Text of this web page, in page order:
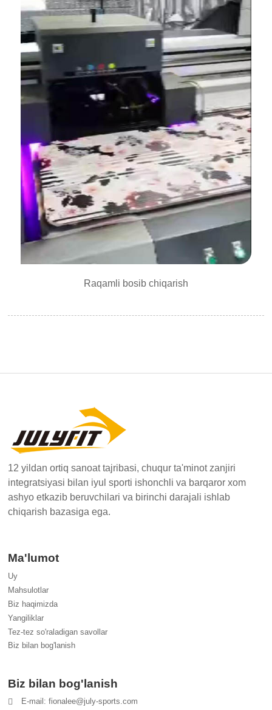
Raqamli bosib chiqarish
12 yildan ortiq sanoat tajribasi, chuqur ta'minot zanjiri
integratsiyasi bilan iyul sporti ishonchli va barqaror xom
ashyo etkazib beruvchilari va birinchi darajali ishlab
chiqarish bazasiga ega.
Ma'lumot
Uy
Mahsulotlar
Biz haqimizda
Yangiliklar
Tez-tez so'raladigan savollar
Biz bilan bog'lanish
Biz bilan bog'lanish
E-mail: fionalee@july-sports.com